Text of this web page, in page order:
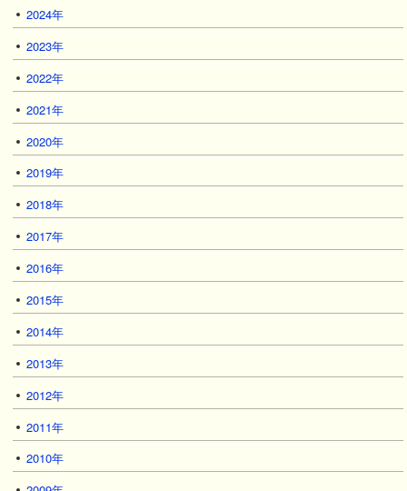
2024年
2023年
2022年
2021年
2020年
2019年
2018年
2017年
2016年
2015年
2014年
2013年
2012年
2011年
2010年